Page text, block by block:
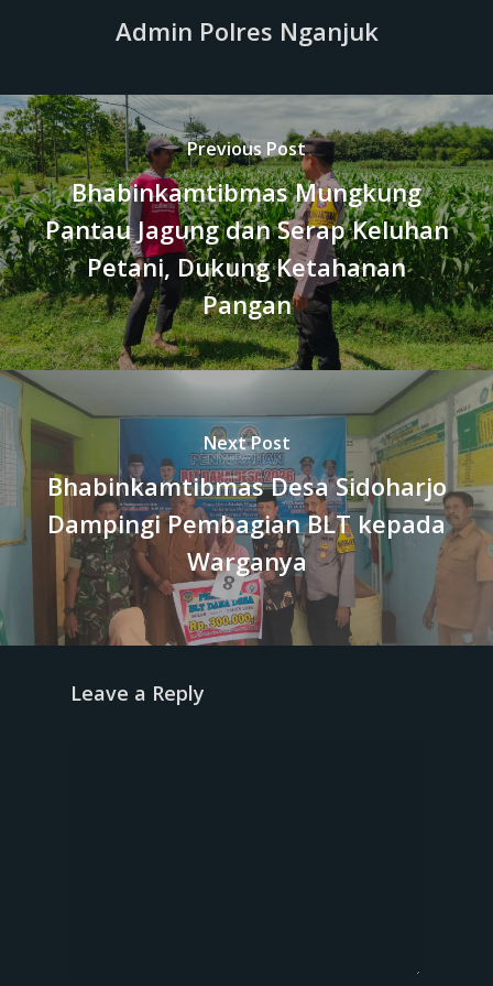
Admin Polres Nganjuk
Previous Post
Bhabinkamtibmas Mungkung
Pantau Jagung dan Serap Keluhan
Petani, Dukung Ketahanan
Pangan
Next Post
Bhabinkamtibmas Desa Sidoharjo
Dampingi Pembagian BLT kepada
Warganya
Leave a Reply